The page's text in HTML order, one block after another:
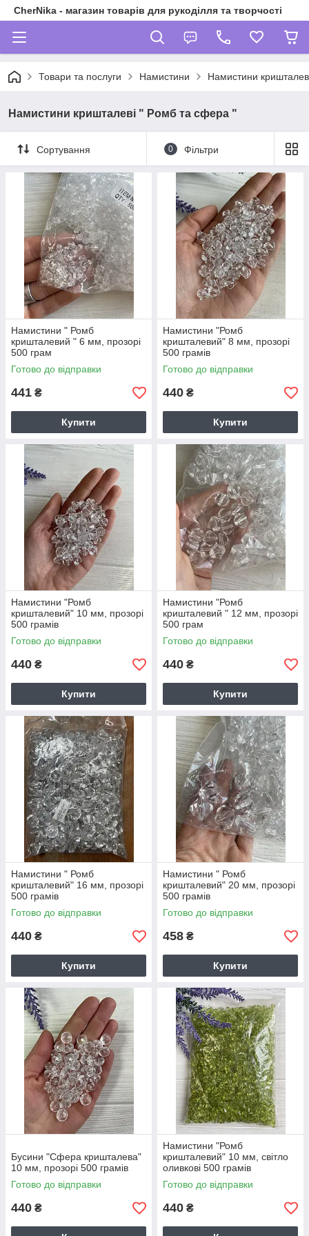
CherNika - магазин товарів для рукоділля та творчості
Товари та послуги Намистини Намистини
Намистини кришталеві " Ромб та сфера "
Сортування 0 Фільтри
Намистини " Ромб
кришталевий " 6 мм, прозорі
500 грам
Готово до відправки
441 ₴
Купити
Намистини "Ромб
кришталевий" 8 мм, прозорі
500 грамів
Готово до відправки
440 ₴
Купити
Намистини "Ромб
кришталевий" 10 мм, прозорі
500 грамів
Готово до відправки
440 ₴
Купити
Намистини "Ромб
кришталевий " 12 мм, прозорі
500 грам
Готово до відправки
440 ₴
Купити
Намистини " Ромб
кришталевий" 16 мм, прозорі
500 грамів
Готово до відправки
440 ₴
Купити
Намистини " Ромб
кришталевий" 20 мм, прозорі
500 грамів
Готово до відправки
458 ₴
Купити
Бусини "Сфера кришталева"
10 мм, прозорі 500 грамів
Готово до відправки
440 ₴
Намистини "Ромб
кришталевий" 10 мм, світло
оливкові 500 грамів
Готово до відправки
440 ₴